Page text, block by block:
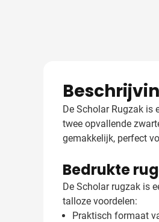
De Scholar Rugzak is
twee opvallende
gemakkelijk, perfect
Bedrukte
De Scholar rugzak is
talloze voordelen:
Praktisch formaat